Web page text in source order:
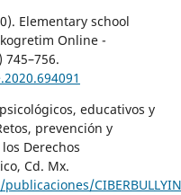
Elementary school
Online -
educativos y
prevención y
Derechos
Cd. Mx.